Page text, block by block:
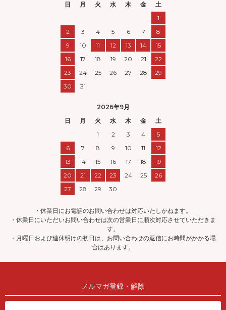
日
月 火 水 木 金
土
1
2
3 4 5 6 7
8
9
10 11 12 13 14
15
16
17 18 19 20 21
22
23
24 25 26 27 28
29
30
31
2026年9月
日
月 火 水 木 金
土
1
2 3 4
5
6
7 8 9 10 11
12
13
14 15 16 17 18
19
20
21 22 23 24 25
26
27
28 29 30
・休業日にお電話のお問い合わせは対応いたしかねます。
・休業日にいただいお問い合わせは次の営業日に順次対応させていただきま
す。
・月曜日および連休明けの初日は、お問い合わせの返信にお時間がかかる場
合はあります。
メルマガ登録・解除